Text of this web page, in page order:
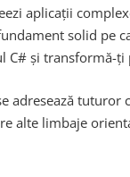
aplicații
solid pe
și transformă-
adresează
alte limbaje